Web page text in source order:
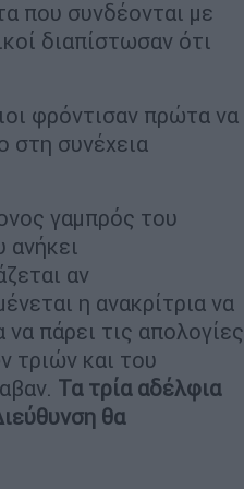
που συνδέονται με
διαπίστωσαν ότι
φρόντισαν πρώτα να
στη συνέχεια
γαμπρός του
αν
η ανακρίτρια να
πάρει τις απολογίες
τριών και του
Τα τρία αδέλφια
θα